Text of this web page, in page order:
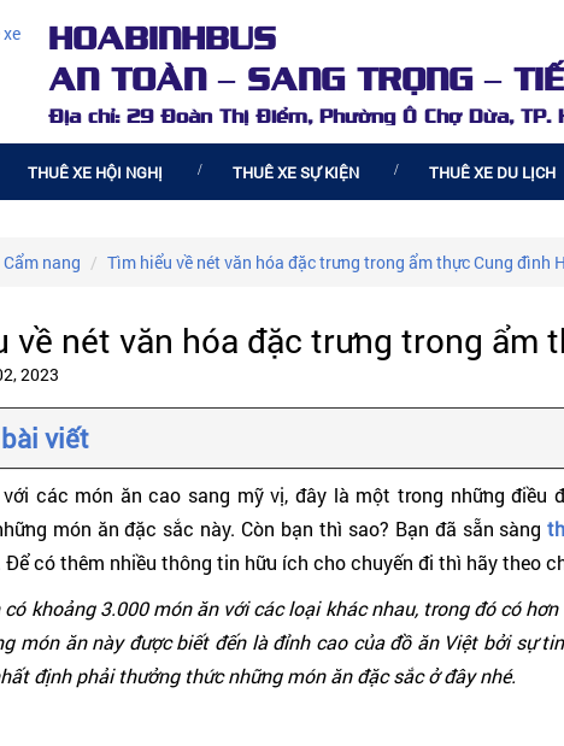
HOABINHBUS
AN TOÀN – SANG TRỌNG –
Địa chỉ: 29 Đoàn Thị Điểm, Phường Ô Chợ Dừa, TP.
THUÊ XE HỘI NGHỊ THUÊ XE SỰ KIỆN THUÊ XE DU LỊCH
Cẩm nang Tìm hiểu về nét văn hóa đặc trưng trong ẩm thực Cung đình
về nét văn hóa đặc trưng trong ẩm
2023
viết
các món ăn cao sang mỹ vị, đây là một trong những điều
món ăn đặc sắc này. Còn bạn thì sao? Bạn đã sẵn sàng
Để có thêm nhiều thông tin hữu ích cho chuyến đi thì hãy theo
có khoảng 3.000 món ăn với các loại khác nhau, trong đó có
món ăn này được biết đến là đỉnh cao của đồ ăn Việt bởi sự
định phải thưởng thức những món ăn đặc sắc ở đây nhé.